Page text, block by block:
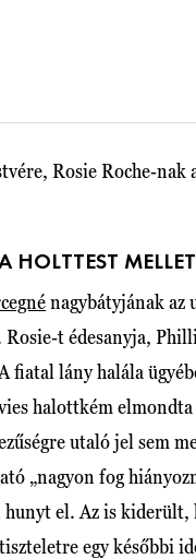
Rosie Roche-nak
HOLTTEST
nagybátyjának az
t édesanyja,
fiatal lány halála
halottkém
utaló jel sem
„nagyon fog
el. Az is kiderült,
egy későbbi